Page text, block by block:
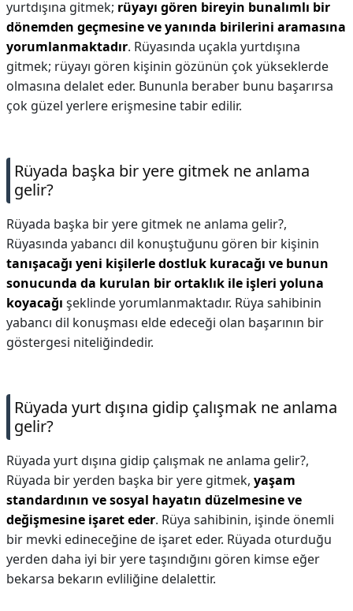
yurtdışına gitmek; rüyayı gören bireyin bunalımlı bir
dönemden geçmesine ve yanında birilerini aramasına
yorumlanmaktadır. Rüyasında uçakla yurtdışına
gitmek; rüyayı gören kişinin gözünün çok yükseklerde
olmasına delalet eder. Bununla beraber bunu başarırsa
çok güzel yerlere erişmesine tabir edilir.
Rüyada başka bir yere gitmek ne anlama
gelir?
Rüyada başka bir yere gitmek ne anlama gelir?,
Rüyasında yabancı dil konuştuğunu gören bir kişinin
tanışacağı yeni kişilerle dostluk kuracağı ve bunun
sonucunda da kurulan bir ortaklık ile işleri yoluna
koyacağı şeklinde yorumlanmaktadır. Rüya sahibinin
yabancı dil konuşması elde edeceği olan başarının bir
göstergesi niteliğindedir.
Rüyada yurt dışına gidip çalışmak ne anlama
gelir?
Rüyada yurt dışına gidip çalışmak ne anlama gelir?,
Rüyada bir yerden başka bir yere gitmek, yaşam
standardının ve sosyal hayatın düzelmesine ve
değişmesine işaret eder. Rüya sahibinin, işinde önemli
bir mevki edineceğine de işaret eder. Rüyada oturduğu
yerden daha iyi bir yere taşındığını gören kimse eğer
bekarsa bekarın evliliğine delalettir.